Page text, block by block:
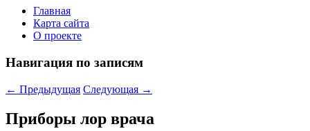
Главная
Карта сайта
О проекте
Навигация по записям
← Предыдущая Следующая →
Приборы лор врача